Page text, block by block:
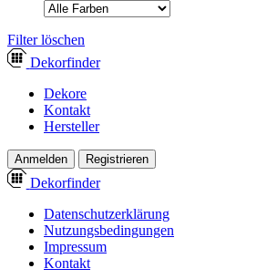
­Filter löschen
Dekorfinder
Dekore
Kontakt
Hersteller
Anmelden Registrieren
Dekorfinder
Datenschutzerklärung
Nutzungsbedingungen
Impressum
Kontakt